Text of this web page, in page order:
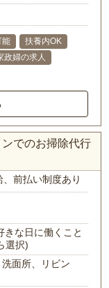
能
扶養内OK
政婦の求人
でのお掃除代行
、前払い制度あり
な日に働くこと
選択)
面所、リビン